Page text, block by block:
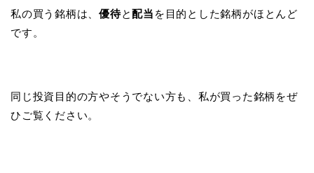
私の買う銘柄は、優待と配当 を目的とした銘柄がほとんど
です。
同じ投資目的の方やそうでない方も、私が買った銘柄をぜ
ひご覧ください。